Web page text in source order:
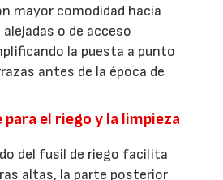
mayor comodidad hacia
o de acceso
la puesta a punto
antes de la época de
para el riego y la limpieza
del fusil de riego facilita
altas, la parte posterior